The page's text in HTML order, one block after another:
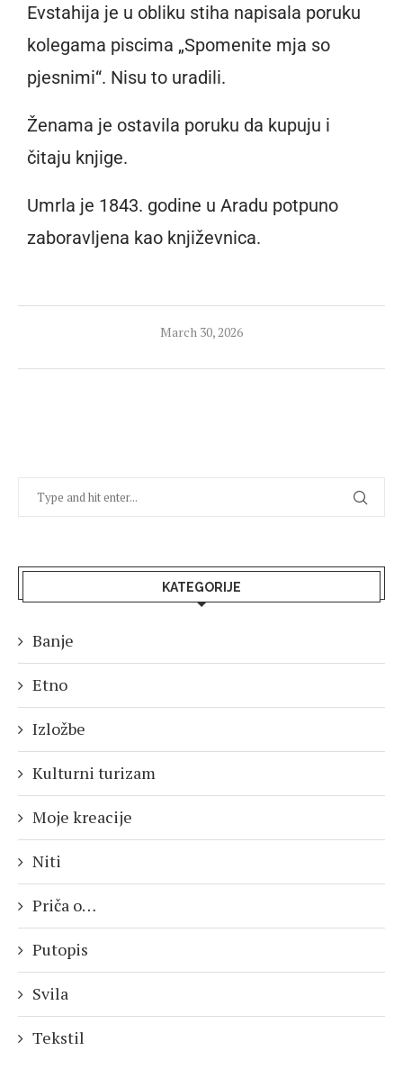
Evstahija je u obliku stiha napisala poruku
kolegama piscima „Spomenite mja so
pjesnimi“. Nisu to uradili.
Ženama je ostavila poruku da kupuju i
čitaju knjige.
Umrla je 1843. godine u Aradu potpuno
zaboravljena kao književnica.
March 30, 2026
KATEGORIJE
Banje
Etno
Izložbe
Kulturni turizam
Moje kreacije
Niti
Priča o…
Putopis
Svila
Tekstil